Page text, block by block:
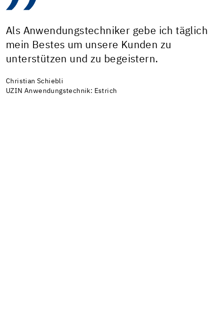
Als Anwendungstechniker gebe ich täglich
mein Bestes um unsere Kunden zu
unterstützen und zu begeistern.
Christian Schiebli
UZIN Anwendungstechnik: Estrich